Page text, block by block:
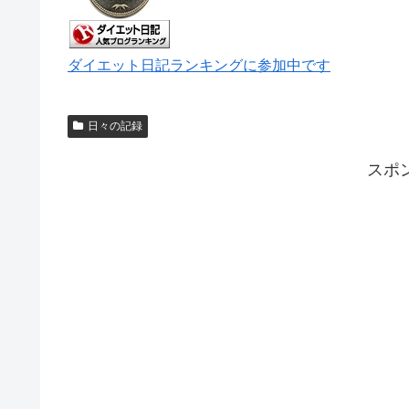
ダイエット日記ランキングに参加中です
日々の記録
スポ